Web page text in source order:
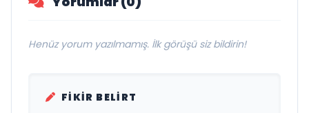
Henüz yorum yazılmamış. İlk görüşü siz bildirin!
FIKIR BELIRT